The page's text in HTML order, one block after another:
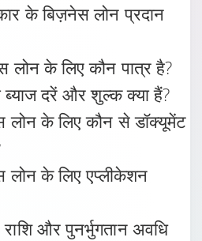
के बिज़नेस लोन प्रदान
लोन के लिए कौन पात्र है?
ब्याज दरें और शुल्क क्या हैं?
लोन के लिए कौन से डॉक्यूमेंट
लोन के लिए एप्लीकेशन
और पुनर्भुगतान अवधि